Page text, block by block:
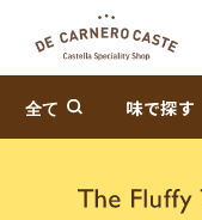
全て 味で探す